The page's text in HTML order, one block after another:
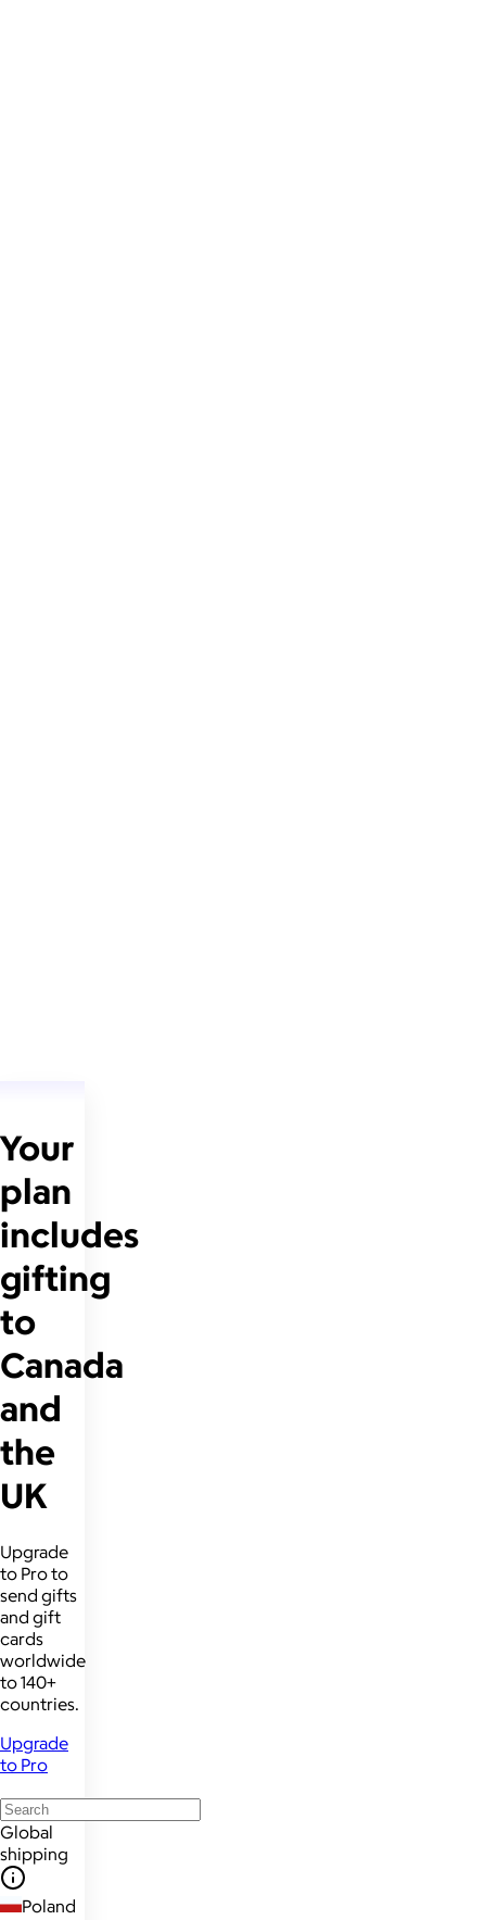
Your
plan
includes
gifting
to
Canada
and
the
UK
Upgrade
to Pro to
send gifts
and gift
cards
worldwide
to 140+
countries.
Upgrade
to Pro
Global
shipping
Poland